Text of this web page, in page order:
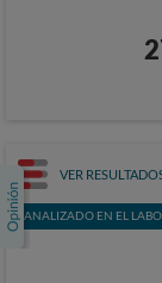
VER
ANALIZADO EN EL